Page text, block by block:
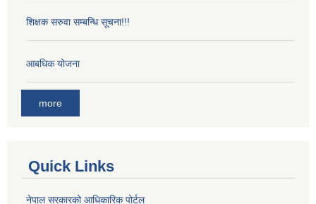
शिक्षक सरुवा सम्बन्धि सूचना!!!
आबधिक योजना
more
Quick Links
नेपाल सरकारको आधिकारिक पोर्टल